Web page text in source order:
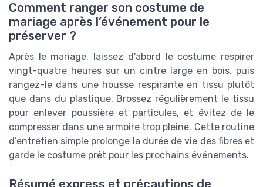
Comment ranger son costume de
mariage après l’événement pour le
préserver ?
Après le mariage, laissez d’abord le costume respirer
vingt-quatre heures sur un cintre large en bois, puis
rangez-le dans une housse respirante en tissu plutôt
que dans du plastique. Brossez régulièrement le tissu
pour enlever poussière et particules, et évitez de le
compresser dans une armoire trop pleine. Cette routine
d’entretien simple prolonge la durée de vie des fibres et
garde le costume prêt pour les prochains événements.
Résumé express et précautions de